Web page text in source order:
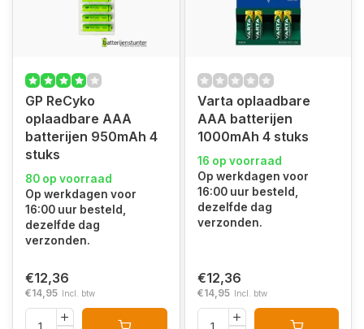
GP ReCyko
oplaadbare AAA
batterijen 950mAh 4
stuks
80 op voorraad
Op werkdagen voor
16:00 uur besteld,
dezelfde dag
verzonden.
€12,36
€14,95 Incl. btw
Varta oplaadbare
AAA batterijen
1000mAh 4 stuks
16 op voorraad
Op werkdagen voor
16:00 uur besteld,
dezelfde dag
verzonden.
€12,36
€14,95 Incl. btw